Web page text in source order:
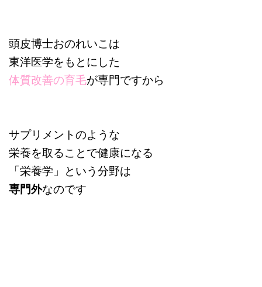
頭皮博士おのれいこは
東洋医学をもとにした
体質改善の育毛が専門ですから
サプリメントのような
栄養を取ることで健康になる
「栄養学」という分野は
専門外なのです